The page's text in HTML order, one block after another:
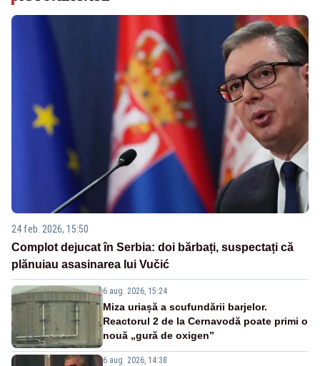
24 feb. 2026, 15:50
Complot dejucat în Serbia: doi bărbați, suspectați că
plănuiau asasinarea lui Vučić
6 aug. 2026, 15:24
Miza uriașă a scufundării barjelor.
Reactorul 2 de la Cernavodă poate primi o
nouă „gură de oxigen”
6 aug. 2026, 14:38